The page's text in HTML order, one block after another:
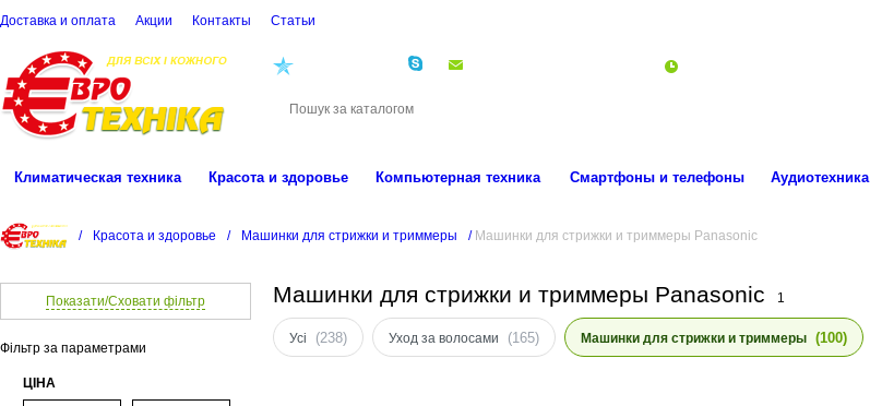
Доставка и оплата Акции Контакты Cтатьи
Климатическая техника Красота и здоровье Компьютерная техника Смартфоны и телефоны Аудиотехника
/ Красота и здоровье / Машинки для стрижки и триммеры / Машинки для стрижки и триммеры Panasonic
Показати/Сховати фільтр
Фільтр за параметрами
ЦІНА
Машинки для стрижки и триммеры Panasonic 1
Усі (238) Уход за волосами (165) Машинки для стрижки и триммеры (100)